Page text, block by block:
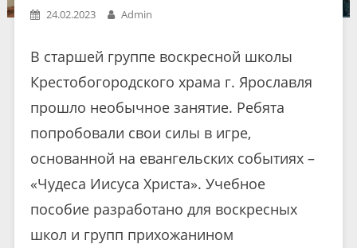
24.02.2023 Admin
В старшей группе воскресной школы
Крестобогородского храма г. Ярославля
прошло необычное занятие. Ребята
попробовали свои силы в игре,
основанной на евангельских событиях –
«Чудеса Иисуса Христа». Учебное
пособие разработано для воскресных
школ и групп прихожанином